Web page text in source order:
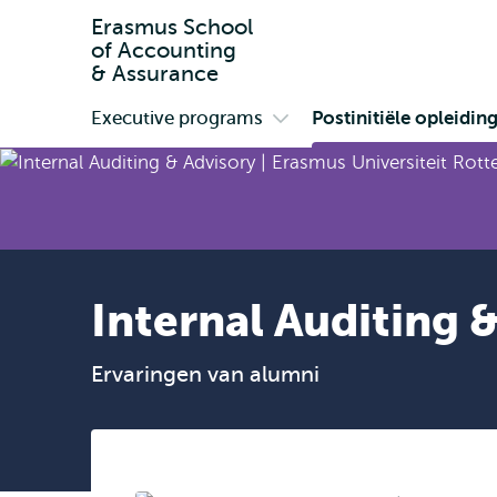
Erasmus School
of Accounting
& Assurance
Primair
Executive programs
submenu
Postinitiële
Internal Auditing
Ervaringen van alumni